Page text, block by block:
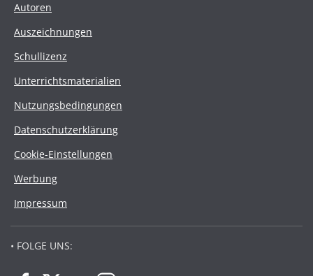
Autoren
Auszeichnungen
Schullizenz
Unterrichtsmaterialien
Nutzungsbedingungen
Datenschutzerklärung
Cookie-Einstellungen
Werbung
Impressum
• FOLGE UNS: